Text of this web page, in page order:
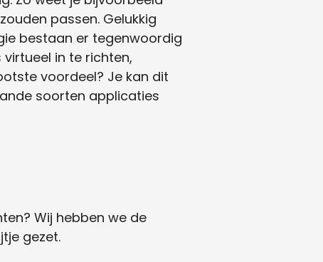
passen. Gelukkig
bestaan er tegenwoordig
virtueel in te richten,
voordeel? Je kan dit
soorten applicaties
Wij hebben we de
gezet.